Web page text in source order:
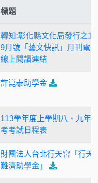
標題
轉知:彰化縣文化局發行之
9月號「藝文快訊」月刊電
線上閱讀連結
許崑泰助學金
113學年度上學期八、九年
考考試日程表
財團法人台北行天宮「行天
難濟助學金」